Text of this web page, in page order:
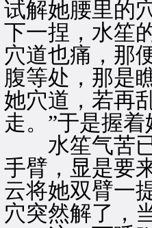
试解她腰里的
下一捏，水笙
穴道也痛，那
腹等处，那是
她穴道，若再
走。”于是握
水笙气苦已
手臂，显是要
云将她双臂一
穴突然解了，